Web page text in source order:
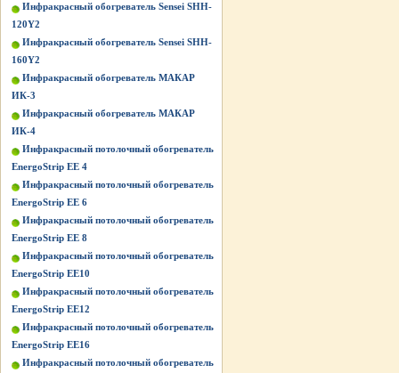
Инфракрасный обогреватель Sensei SHH-
120Y2
Инфракрасный обогреватель Sensei SHH-
160Y2
Инфракрасный обогреватель МАКАР
ИК-3
Инфракрасный обогреватель МАКАР
ИК-4
Инфракрасный потолочный обогреватель
EnergoStrip EE 4
Инфракрасный потолочный обогреватель
EnergoStrip EE 6
Инфракрасный потолочный обогреватель
EnergoStrip EE 8
Инфракрасный потолочный обогреватель
EnergoStrip EE10
Инфракрасный потолочный обогреватель
EnergoStrip EE12
Инфракрасный потолочный обогреватель
EnergoStrip EE16
Инфракрасный потолочный обогреватель